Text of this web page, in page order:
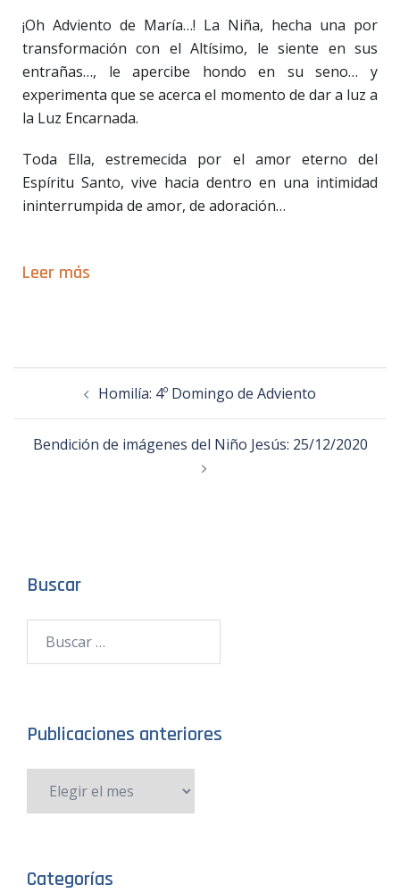
¡Oh Adviento de María…! La Niña, hecha una por
transformación con el Altísimo, le siente en sus
entrañas…, le apercibe hondo en su seno… y
experimenta que se acerca el momento de dar a luz a
la Luz Encarnada.
Toda Ella, estremecida por el amor eterno del
Espíritu Santo, vive hacia dentro en una intimidad
ininterrumpida de amor, de adoración…
Leer más
Homilía: 4º Domingo de Adviento
Bendición de imágenes del Niño Jesús: 25/12/2020
Buscar
Publicaciones anteriores
Categorías